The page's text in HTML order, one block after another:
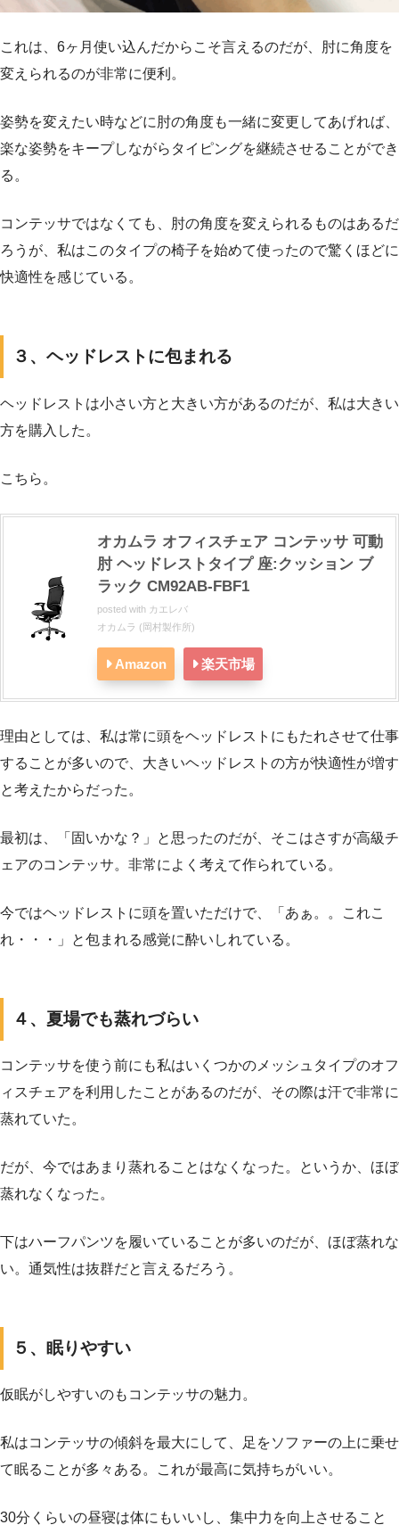
これは、6ヶ月使い込んだからこそ言えるのだが、肘に角度を
変えられるのが非常に便利。
姿勢を変えたい時などに肘の角度も一緒に変更してあげれば、
楽な姿勢をキープしながらタイピングを継続させることができ
る。
コンテッサではなくても、肘の角度を変えられるものはあるだ
ろうが、私はこのタイプの椅子を始めて使ったので驚くほどに
快適性を感じている。
３、ヘッドレストに包まれる
ヘッドレストは小さい方と大きい方があるのだが、私は大きい
方を購入した。
こちら。
オカムラ オフィスチェア コンテッサ 可動
肘 ヘッドレストタイプ 座:クッション ブ
ラック CM92AB-FBF1
posted with カエレバ
オカムラ (岡村製作所)
Amazon 楽天市場
理由としては、私は常に頭をヘッドレストにもたれさせて仕事
することが多いので、大きいヘッドレストの方が快適性が増す
と考えたからだった。
最初は、「固いかな？」と思ったのだが、そこはさすが高級チ
ェアのコンテッサ。非常によく考えて作られている。
今ではヘッドレストに頭を置いただけで、「あぁ。。これこ
れ・・・」と包まれる感覚に酔いしれている。
４、夏場でも蒸れづらい
コンテッサを使う前にも私はいくつかのメッシュタイプのオフ
ィスチェアを利用したことがあるのだが、その際は汗で非常に
蒸れていた。
だが、今ではあまり蒸れることはなくなった。というか、ほぼ
蒸れなくなった。
下はハーフパンツを履いていることが多いのだが、ほぼ蒸れな
い。通気性は抜群だと言えるだろう。
５、眠りやすい
仮眠がしやすいのもコンテッサの魅力。
私はコンテッサの傾斜を最大にして、足をソファーの上に乗せ
て眠ることが多々ある。これが最高に気持ちがいい。
30分くらいの昼寝は体にもいいし、集中力を向上させること